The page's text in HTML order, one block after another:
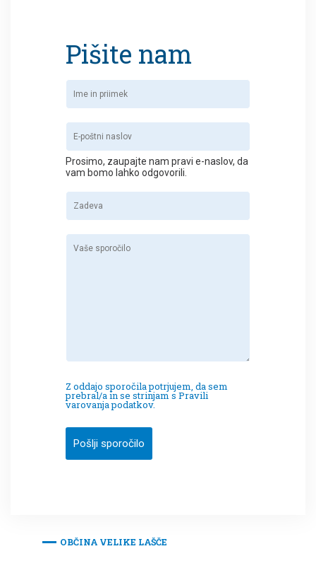
Pišite nam
Prosimo, zaupajte nam pravi e-naslov, da
vam bomo lahko odgovorili.
Z oddajo sporočila potrjujem, da sem
prebral/a in se strinjam s Pravili
varovanja podatkov.
Pošlji sporočilo
OBČINA VELIKE LAŠČE